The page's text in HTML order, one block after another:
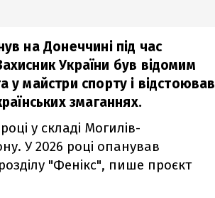
на Донеччині під час
України був відомим
майстри спорту і відстоював
змаганнях.
у складі Могилів-
У 2026 році опанував
"Фенікс", пише проєкт